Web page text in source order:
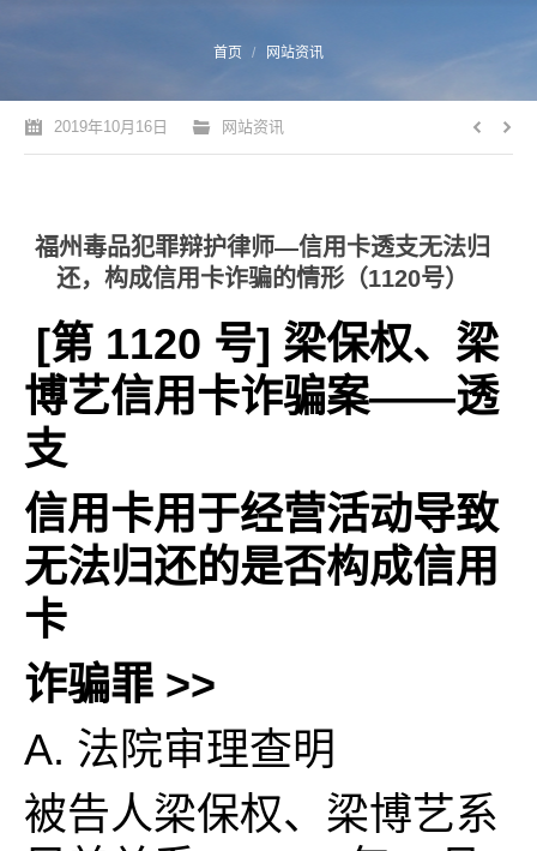
首页 网站资讯
2019年10月16日 网站资讯
福州毒品犯罪辩护律师—信用卡透支无法归
还，构成信用卡诈骗的情形（1120号）
[第 1120 号] 梁保权、梁
博艺信用卡诈骗案——透
支
信用卡用于经营活动导致
无法归还的是否构成信用
卡
诈骗罪 >>
A. 法院审理查明
被告人梁保权、梁博艺系